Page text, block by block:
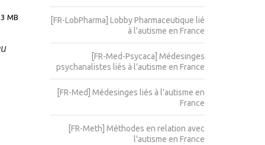
MB
[FR-LobPharma] Lobby Pharmaceutique lié
à l'autisme en France
[FR-Med-Psycaca] Médesinges
psychanalistes liés à l’autisme en France
[FR-Med] Médesinges liés à l'autisme en
France
[FR-Meth] Méthodes en relation avec
l'autisme en France